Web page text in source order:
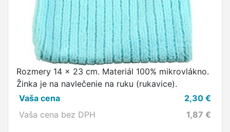
Rozmery 14 x 23 cm. Materiál 100% mikrovlákno.
Žinka je na navlečenie na ruku (rukavice).
Vaša cena
2,30 €
Vaša cena bez DPH
1,87 €